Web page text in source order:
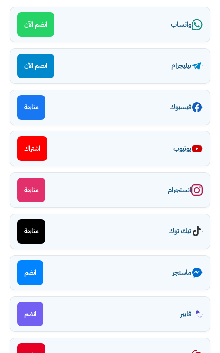
واتساب انضم الآن
تيليجرام انضم الآن
فيسبوك متابعة
يوتيوب اشتراك
انستجرام متابعة
تيك توك متابعة
ماسنجر انضم
فايبر انضم